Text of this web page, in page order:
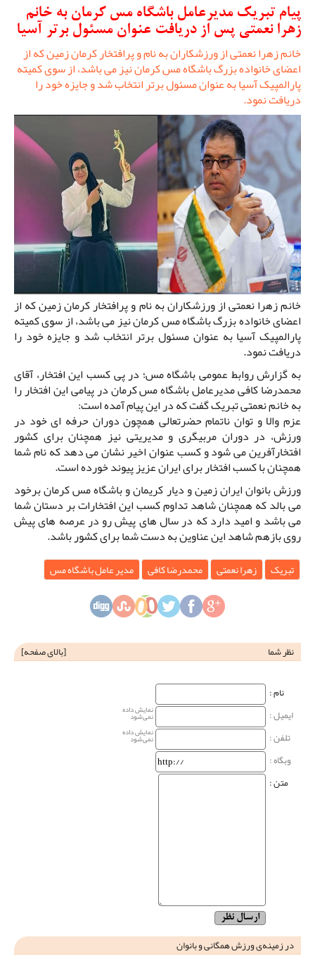
پیام تبریک مدیرعامل باشگاه مس کرمان به خانم
زهرا نعمتی پس از دریافت عنوان مسئول برتر آسیا
خانم زهرا نعمتی از ورزشکاران به نام و پرافتخار کرمان زمین که از
اعضای خانواده بزرگ باشگاه مس کرمان نیز می باشد، از سوی کمیته
پارالمپیک آسیا به عنوان مسئول برتر انتخاب شد و جایزه خود را
دریافت نمود.
خانم زهرا نعمتی از ورزشکاران به نام و پرافتخار کرمان زمین که از
اعضای خانواده بزرگ باشگاه مس کرمان نیز می باشد، از سوی کمیته
پارالمپیک آسیا به عنوان مسئول برتر انتخاب شد و جایزه خود را
دریافت نمود.
به گزارش روابط عمومی باشگاه مس؛ در پی کسب این افتخار، آقای
محمدرضا کافی مدیرعامل باشگاه مس کرمان در پیامی این افتخار را
به خانم نعمتی تبریک گفت که در این پیام آمده است:
عزم والا و توان ناتمام حضرتعالی همچون دوران حرفه ای خود در
ورزش، در دوران مربیگری و مدیریتی نیز همچنان برای کشور
افتخارآفرین می شود و کسب عنوان اخیر نشان می دهد که نام شما
همچنان با کسب افتخار برای ایران عزیز پیوند خورده است.
ورزش بانوان ایران زمین و دیار کریمان و باشگاه مس کرمان برخود
می بالد که همچنان شاهد تداوم کسب این افتخارات بر دستان شما
می باشد و امید دارد که در سال های پیش رو در عرصه های پیش
روی بازهم شاهد این عناوین به دست شما برای کشور باشد.
تبریک زهرا نعمتی محمدرضا کافی مدیر عامل باشگاه مس
نظر شما [بالای صفحه]
نام‌ :
ایمیل :
نمایش داده
نمی‌شود
تلفن : نمایش داده
نمی‌شود
وبگاه‌ :
متن :
در زمینه‌ی ورزش همگانی و بانوان